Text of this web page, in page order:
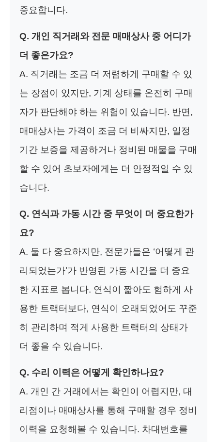
중요합니다.
Q. 개인 직거래와 전문 매매상사 중 어디가
더 좋은가요?
A. 직거래는 조금 더 저렴하게 구매할 수 있
는 장점이 있지만, 기계 상태를 온전히 구매
자가 판단해야 하는 위험이 있습니다. 반면,
매매상사는 가격이 조금 더 비싸지만, 일정
기간 보증을 제공하거나 정비된 매물을 구매
할 수 있어 초보자에게는 더 안정적일 수 있
습니다.
Q. 연식과 가동 시간 중 무엇이 더 중요한가
요?
A. 둘 다 중요하지만, 전문가들은 ‘어떻게 관
리되었는가’가 반영된 가동 시간을 더 중요
한 지표로 봅니다. 연식이 짧아도 험하게 사
용한 트랙터보다, 연식이 오래되었어도 꾸준
히 관리하며 적게 사용한 트랙터의 상태가
더 좋을 수 있습니다.
Q. 수리 이력은 어떻게 확인하나요?
A. 개인 간 거래에서는 확인이 어렵지만, 대
리점이나 매매상사를 통해 구매할 경우 정비
이력을 요청해볼 수 있습니다. 차대번호를